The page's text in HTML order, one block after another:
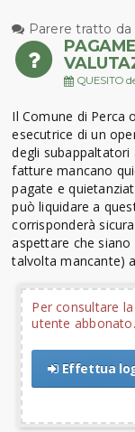
Parere tratto
QUESITO
Il Comune di Perca
esecutrice di un
degli
fatture mancano
pagate e
può liquidare a
corrisponderà
aspettare che
talvolta mancante)
Per consultare
utente
Effettua